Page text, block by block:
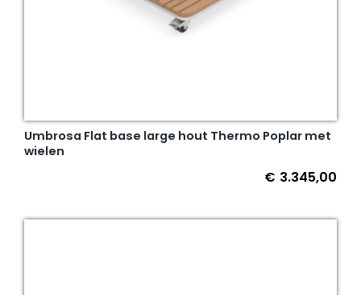
Umbrosa Flat base large hout Thermo Poplar met
wielen
€ 3.345,00